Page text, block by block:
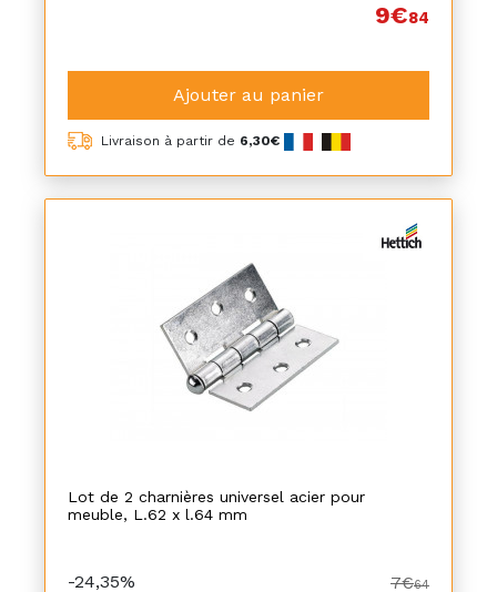
9€84
Ajouter au panier
Livraison à partir de 6,30€
Lot de 2 charnières universel acier pour
meuble, L.62 x l.64 mm
-24,35% 7€64